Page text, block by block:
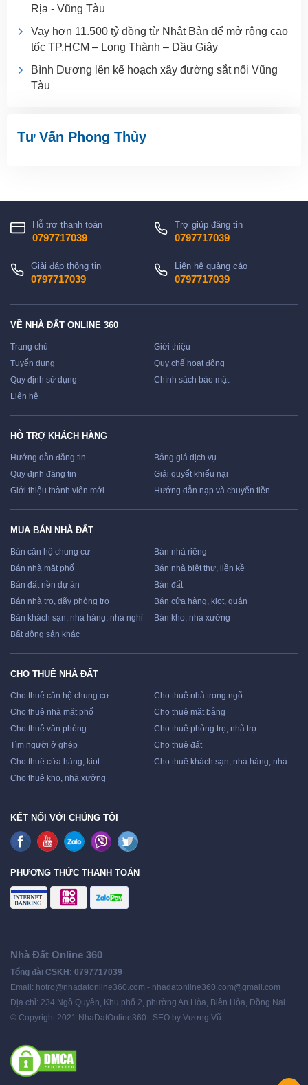
Rịa - Vũng Tàu
Vay hơn 11.500 tỷ đồng từ Nhật Bản để mở rộng cao
tốc TP.HCM – Long Thành – Dầu Giây
Bình Dương lên kế hoạch xây đường sắt nối Vũng
Tàu
Tư Vấn Phong Thủy
Hỗ trợ thanh toán
0797717039
Trợ giúp đăng tin
0797717039
Giải đáp thông tin
0797717039
Liên hệ quảng cáo
0797717039
VỀ NHÀ ĐẤT ONLINE 360
Trang chủ
Giới thiệu
Tuyển dụng
Quy chế hoạt động
Quy định sử dụng
Chính sách bảo mật
Liên hệ
HỖ TRỢ KHÁCH HÀNG
Hướng dẫn đăng tin
Bảng giá dịch vụ
Quy định đăng tin
Giải quyết khiếu nại
Giới thiệu thành viên mới
Hướng dẫn nạp và chuyển tiền
MUA BÁN NHÀ ĐẤT
Bán căn hộ chung cư
Bán nhà riêng
Bán nhà mặt phố
Bán nhà biệt thự, liền kề
Bán đất nền dự án
Bán đất
Bán nhà trọ, dãy phòng trọ
Bán cửa hàng, kiot, quán
Bán khách sạn, nhà hàng, nhà nghỉ
Bán kho, nhà xưởng
Bất động sản khác
CHO THUÊ NHÀ ĐẤT
Cho thuê căn hộ chung cư
Cho thuê nhà trong ngõ
Cho thuê nhà mặt phố
Cho thuê mặt bằng
Cho thuê văn phòng
Cho thuê phòng trọ, nhà trọ
Tìm người ở ghép
Cho thuê đất
Cho thuê cửa hàng, kiot
Cho thuê khách sạn, nhà hàng, nhà nghỉ
Cho thuê kho, nhà xưởng
KẾT NỐI VỚI CHÚNG TÔI
PHƯƠNG THỨC THANH TOÁN
Nhà Đất Online 360
Tổng đài CSKH: 0797717039
Email: hotro@nhadatonline360.com - nhadatonline360.com@gmail.com
Địa chỉ: 234 Ngô Quyền, Khu phố 2, phường An Hòa, Biên Hòa, Đồng Nai
© Copyright 2021 NhaDatOnline360 . SEO by Vương Vũ